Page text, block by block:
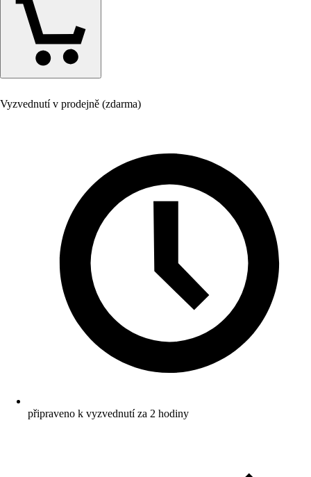
Vyzvednutí v prodejně (zdarma)
připraveno k vyzvednutí za 2 hodiny